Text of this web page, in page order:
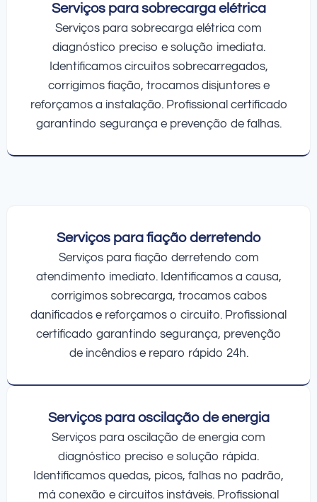
Serviços para sobrecarga elétrica
Serviços para sobrecarga elétrica com
diagnóstico preciso e solução imediata.
Identificamos circuitos sobrecarregados,
corrigimos fiação, trocamos disjuntores e
reforçamos a instalação. Profissional certificado
garantindo segurança e prevenção de falhas.
Serviços para fiação derretendo
Serviços para fiação derretendo com
atendimento imediato. Identificamos a causa,
corrigimos sobrecarga, trocamos cabos
danificados e reforçamos o circuito. Profissional
certificado garantindo segurança, prevenção
de incêndios e reparo rápido 24h.
Serviços para oscilação de energia
Serviços para oscilação de energia com
diagnóstico preciso e solução rápida.
Identificamos quedas, picos, falhas no padrão,
má conexão e circuitos instáveis. Profissional